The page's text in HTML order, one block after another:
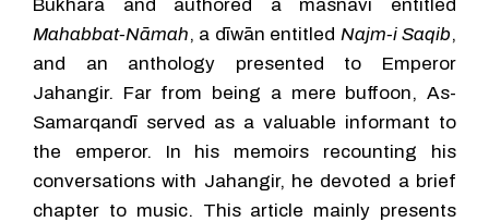
Bukhara and authored a masnavī entitled
Mahabbat-Nāmah, a dīwān entitled Najm-i Saqib,
and an anthology presented to Emperor
Jahangir. Far from being a mere buffoon, As-
Samarqandī served as a valuable informant to
the emperor. In his memoirs recounting his
conversations with Jahangir, he devoted a brief
chapter to music. This article mainly presents